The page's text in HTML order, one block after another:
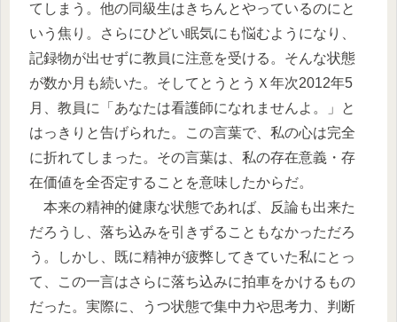
てしまう。他の同級生はきちんとやっているのにと
いう焦り。さらにひどい眠気にも悩むようになり、
記録物が出せずに教員に注意を受ける。そんな状態
が数か月も続いた。そしてとうとうＸ年次2012年5
月、教員に「あなたは看護師になれませんよ。」と
はっきりと告げられた。この言葉で、私の心は完全
に折れてしまった。その言葉は、私の存在意義・存
在価値を全否定することを意味したからだ。
本来の精神的健康な状態であれば、反論も出来た
だろうし、落ち込みを引きずることもなかっただろ
う。しかし、既に精神が疲弊してきていた私にとっ
て、この一言はさらに落ち込みに拍車をかけるもの
だった。実際に、うつ状態で集中力や思考力、判断